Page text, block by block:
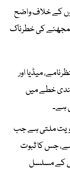
کے خلاف واضح
کی خطرناک
میڈیا اور
خطے میں
ہے۔
ملتی ہے جب
ہے، جس کا ثبوت
کے مسلسل